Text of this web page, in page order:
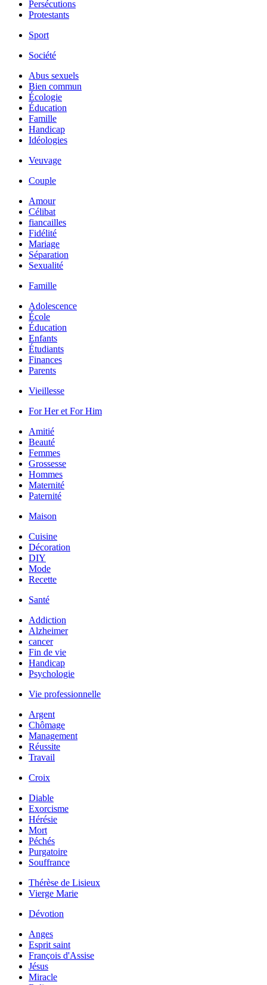
Persécutions
Protestants
Sport
Société
Abus sexuels
Bien commun
Écologie
Éducation
Famille
Handicap
Idéologies
Veuvage
Couple
Amour
Célibat
fiancailles
Fidélité
Mariage
Séparation
Sexualité
Famille
Adolescence
École
Éducation
Enfants
Étudiants
Finances
Parents
Vieillesse
For Her et For Him
Amitié
Beauté
Femmes
Grossesse
Hommes
Maternité
Paternité
Maison
Cuisine
Décoration
DIY
Mode
Recette
Santé
Addiction
Alzheimer
cancer
Fin de vie
Handicap
Psychologie
Vie professionnelle
Argent
Chômage
Management
Réussite
Travail
Croix
Diable
Exorcisme
Hérésie
Mort
Péchés
Purgatoire
Souffrance
Thérèse de Lisieux
Vierge Marie
Dévotion
Anges
Esprit saint
François d'Assise
Jésus
Miracle